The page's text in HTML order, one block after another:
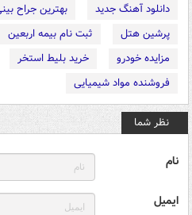
دانلود آهنگ جدید
بهترین جراح
پرشین هتل
ثبت نام بیمه اربعین
مزایده خودرو
خرید بلیط استخر
فروشنده مواد شیمیایی
نظر شما
نام
ایمیل